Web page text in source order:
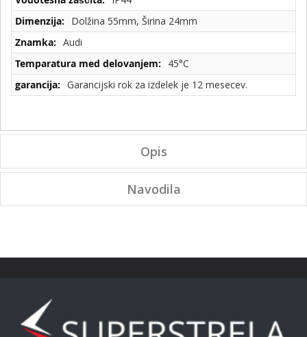
Dolžina 55mm, Širina 24mm
Audi
45°C
Garancijski rok za izdelek je 12 mesecev.
Opis
Navodila